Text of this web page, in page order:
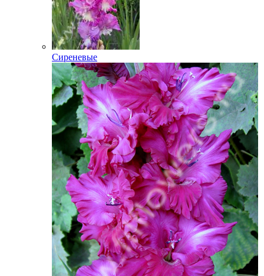
Сиреневые